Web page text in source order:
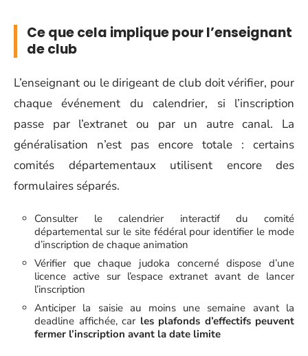
Ce que cela implique pour l’enseignant
de club
L’enseignant ou le dirigeant de club doit vérifier, pour
chaque événement du calendrier, si l’inscription
passe par l’extranet ou par un autre canal. La
généralisation n’est pas encore totale : certains
comités départementaux utilisent encore des
formulaires séparés.
Consulter le calendrier interactif du comité
départemental sur le site fédéral pour identifier le mode
d’inscription de chaque animation
Vérifier que chaque judoka concerné dispose d’une
licence active sur l’espace extranet avant de lancer
l’inscription
Anticiper la saisie au moins une semaine avant la
deadline affichée, car les plafonds d’effectifs peuvent
fermer l’inscription avant la date limite